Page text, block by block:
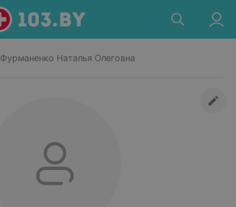
Фурманенко Наталья Олеговна